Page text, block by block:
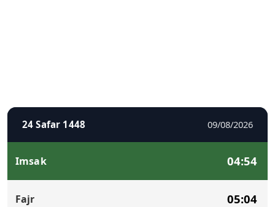
24 Safar 1448 09/08/2026
Imsak 04:54
Fajr 05:04